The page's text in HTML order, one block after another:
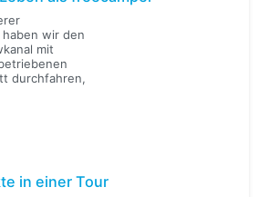
wir den
mit
durchfahren,
in einer Tour